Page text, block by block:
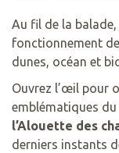
Au fil de la
fonctionnement
dunes, océan et
Ouvrez l’œil pour
emblématiques
l’Alouette des
derniers instants